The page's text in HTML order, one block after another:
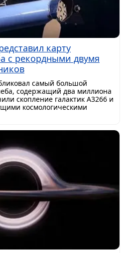
карту
с рекордными двумя
самый большой
содержащий два миллиона
скопление галактик A3266 и
космологическими